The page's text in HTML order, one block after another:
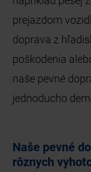
prejazdom
doprava z
poškodenia
naše pevné
jednoducho
Naše pevné
rôznych